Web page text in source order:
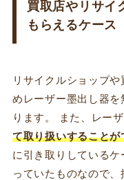
買取店やリサイ
もらえるケース
リサイクルショップ
めレーザー墨出し器
ります。 また、レー
て取り扱いすることが
に引き取りしている
っていたものなので